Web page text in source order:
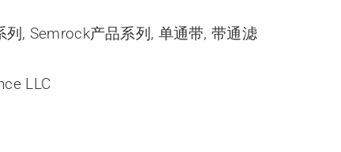
列 , Semrock产品系列 , 单通带,带通滤
LLC